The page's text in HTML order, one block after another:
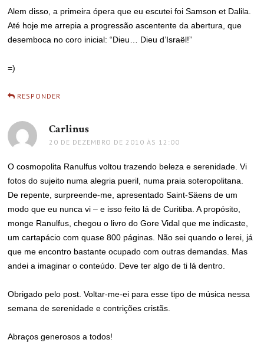
Alem disso, a primeira ópera que eu escutei foi Samson et Dalila.
Até hoje me arrepia a progressão ascentente da abertura, que
desemboca no coro inicial: “Dieu… Dieu d’Israël!”
=)
RESPONDER
Carlinus
20 DE DEZEMBRO DE 2010 ÀS 12:00
O cosmopolita Ranulfus voltou trazendo beleza e serenidade. Vi
fotos do sujeito numa alegria pueril, numa praia soteropolitana.
De repente, surpreende-me, apresentado Saint-Säens de um
modo que eu nunca vi – e isso feito lá de Curitiba. A propósito,
monge Ranulfus, chegou o livro do Gore Vidal que me indicaste,
um cartapácio com quase 800 páginas. Não sei quando o lerei, já
que me encontro bastante ocupado com outras demandas. Mas
andei a imaginar o conteúdo. Deve ter algo de ti lá dentro.
Obrigado pelo post. Voltar-me-ei para esse tipo de música nessa
semana de serenidade e contrições cristãs.
Abraços generosos a todos!